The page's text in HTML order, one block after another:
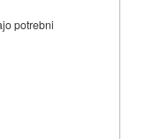
potrebni